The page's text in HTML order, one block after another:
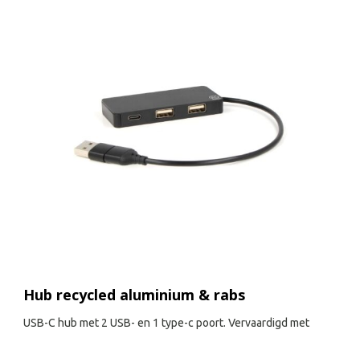
Hub recycled aluminium & rabs
USB-C hub met 2 USB- en 1 type-c poort. Vervaardigd met